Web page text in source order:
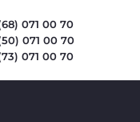
071 00 70
071 00 70
071 00 70